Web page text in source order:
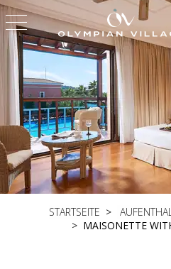
STARTSEITE
MAISONETTE